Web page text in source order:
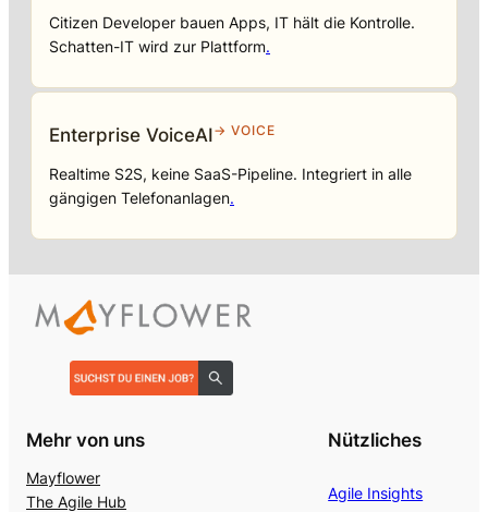
Citizen Developer bauen Apps, IT hält die Kontrolle.
Schatten-IT wird zur Plattform.
Enterprise VoiceAI→ VOICE
Realtime S2S, keine SaaS-Pipeline. Integriert in alle
gängigen Telefonanlagen.
Mehr von uns
Mayflower
The Agile Hub
Nützliches
Agile Insights